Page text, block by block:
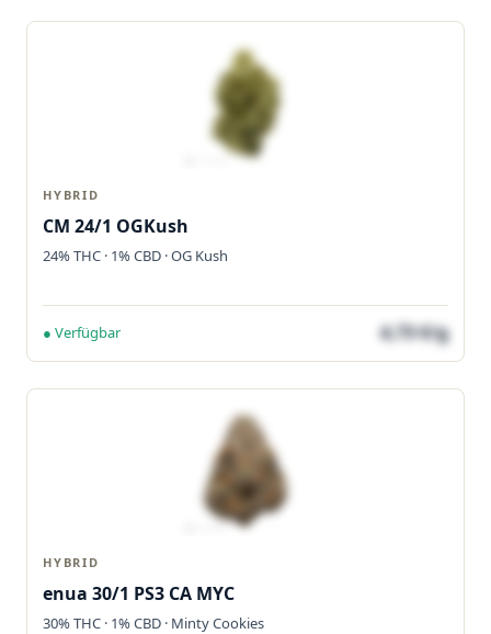
HYBRID
CM 24/1 OGKush
24% THC · 1% CBD · OG Kush
● Verfügbar 4,73 €/g
HYBRID
enua 30/1 PS3 CA MYC
30% THC · 1% CBD · Minty Cookies